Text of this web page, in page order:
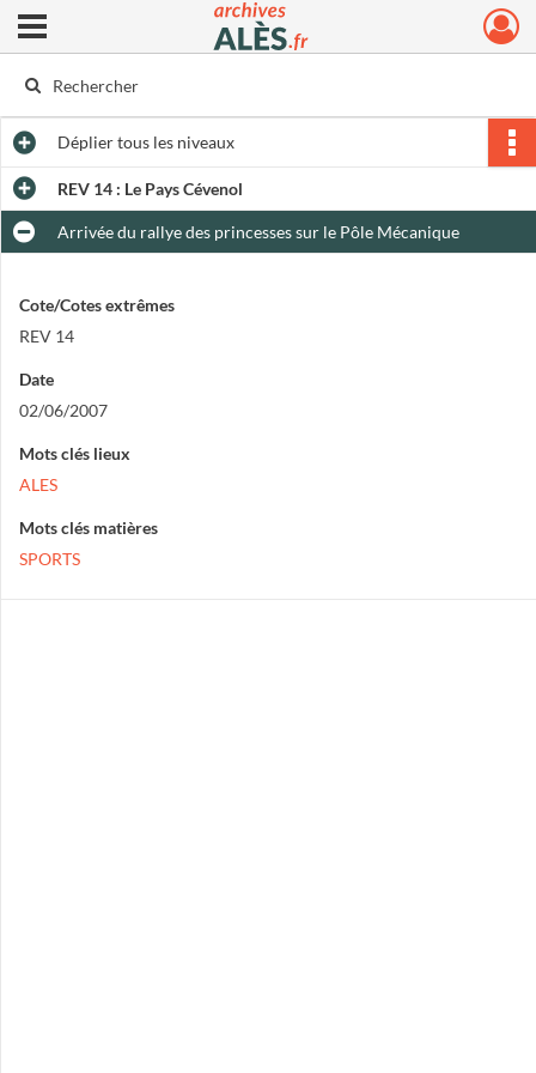
Archives municipales d'Alès
Ouvrir le menu déroulant
Dépliertous les niveaux
REV 14 : Le Pays Cévenol
Arrivée du rallye des princesses sur le Pôle Mécanique
Cote/Cotes extrêmes
REV 14
Date
02/06/2007
Mots clés lieux
ALES
Mots clés matières
SPORTS